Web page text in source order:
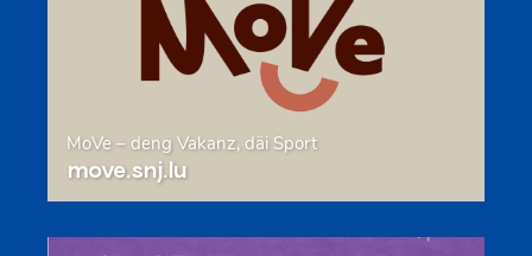
MoVe – deng Vakanz, däi Sport
move.snj.lu